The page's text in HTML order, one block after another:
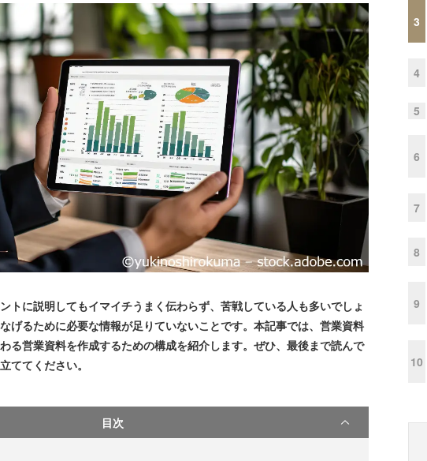
トに説明してもイマイチうまく伝わらず、苦戦している人も多いでしょ
げるために必要な情報が足りていないことです。本記事では、営業資料
る営業資料を作成するための構成を紹介します。ぜひ、最後まで読んで
ててください。
目次
3
4
5
6
7
8
9
10